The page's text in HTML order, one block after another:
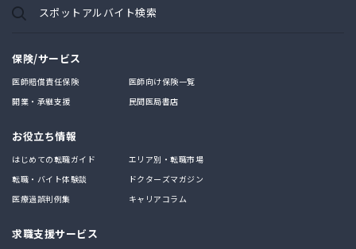
スポットアルバイト検索
保険/サービス
医師賠償責任保険
医師向け保険一覧
開業・承継支援
民間医局書店
お役立ち情報
はじめての転職ガイド
エリア別・転職市場
転職・バイト体験談
ドクターズマガジン
医療過誤判例集
キャリアコラム
求職支援サービス